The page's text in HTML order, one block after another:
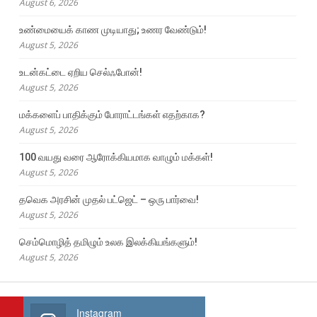
August 6, 2026
உண்மையைக் காண முடியாது; உணர வேண்டும்!
August 5, 2026
உடன்கட்டை ஏறிய செல்ஃபோன்!
August 5, 2026
மக்களைப் பாதிக்கும் போராட்டங்கள் எதற்காக?
August 5, 2026
100 வயது வரை ஆரோக்கியமாக வாழும் மக்கள்!
August 5, 2026
தவெக அரசின் முதல் பட்ஜெட் – ஒரு பார்வை!
August 5, 2026
செம்மொழித் தமிழும் உலக இலக்கியங்களும்!
August 5, 2026
Instagram